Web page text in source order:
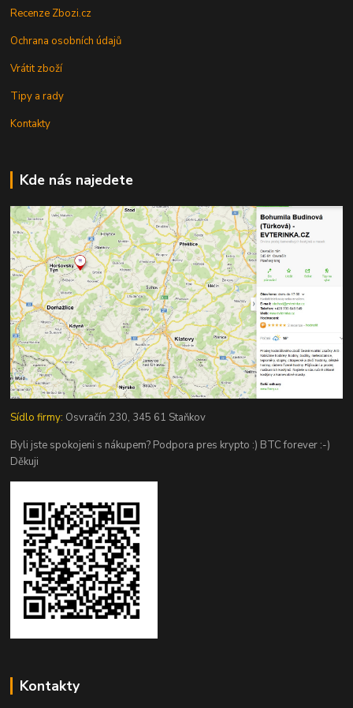
Recenze Zbozi.cz
Ochrana osobních údajů
Vrátit zboží
Tipy a rady
Kontakty
Kde nás najedete
Sídlo firmy: Osvračín 230, 345 61 Staňkov
Byli jste spokojeni s nákupem? Podpora pres krypto :) BTC forever :-)
Děkuji
Kontakty